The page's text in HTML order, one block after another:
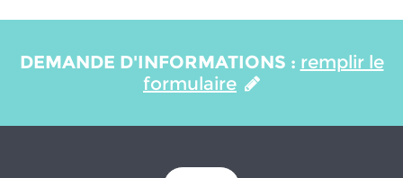
DEMANDE D'INFORMATIONS : remplir le
formulaire